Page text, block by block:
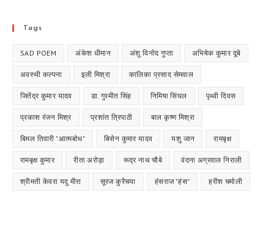
Tags
SAD POEM अंकेश धीमान अंशु विनोद गुप्ता अभिषेक कुमार दूबे
अवस्थी कल्पना इली मिश्रा कालिका प्रसाद सेमवाल
जितेंद्र कुमार यादव डा. गुरमीत सिंह निमिषा सिंघल पृथ्वी दिवस
प्रकाश रंजन मिश्र प्रशांत त्रिपाठी बाल कृष्ण मिश्रा
बिमल तिवारी "आत्मबोध" बिसेन कुमार यादव यशु जान रामबृक्ष
रामबृक्ष कुमार रीता अरोड़ा रूद्र नाथ चौबे वंदना अग्रवाल निराली
श्रीमती केवरा यदु मीरा सूरज कुरैचया हंसराज "हंस" हरीश चमोली